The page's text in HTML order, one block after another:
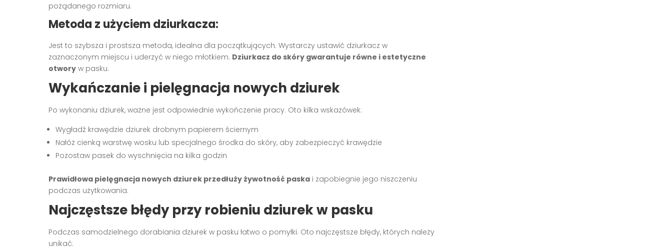
pożądanego rozmiaru.
Metoda z użyciem dziurkacza:
Jest to szybsza i prostsza metoda, idealna dla początkujących. Wystarczy ustawić dziurkacz w
zaznaczonym miejscu i uderzyć w niego młotkiem. Dziurkacz do skóry gwarantuje równe i estetyczne
otwory w pasku.
Wykańczanie i pielęgnacja nowych dziurek
Po wykonaniu dziurek, ważne jest odpowiednie wykończenie pracy. Oto kilka wskazówek:
Wygładź krawędzie dziurek drobnym papierem ściernym
Nałóż cienką warstwę wosku lub specjalnego środka do skóry, aby zabezpieczyć krawędzie
Pozostaw pasek do wyschnięcia na kilka godzin
Prawidłowa pielęgnacja nowych dziurek przedłuży żywotność paska i zapobiegnie jego niszczeniu
podczas użytkowania.
Najczęstsze błędy przy robieniu dziurek w pasku
Podczas samodzielnego dorabiania dziurek w pasku łatwo o pomyłki. Oto najczęstsze błędy, których należy
unikać: